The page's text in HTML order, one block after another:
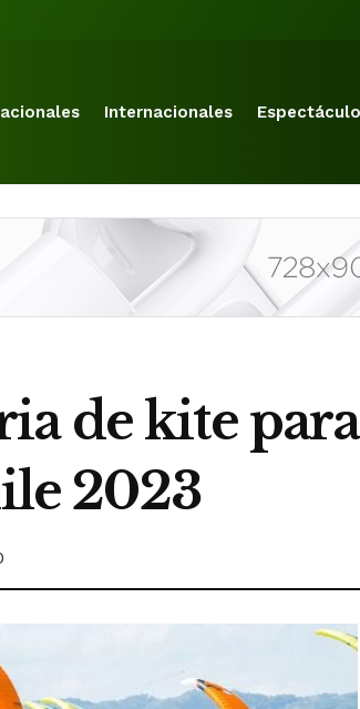
Internacionales
de kite
2023